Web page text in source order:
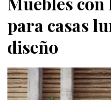
para casas
diseño